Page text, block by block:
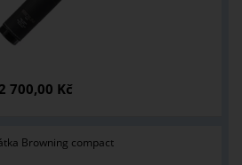
2 700,00 Kč
Browning compact